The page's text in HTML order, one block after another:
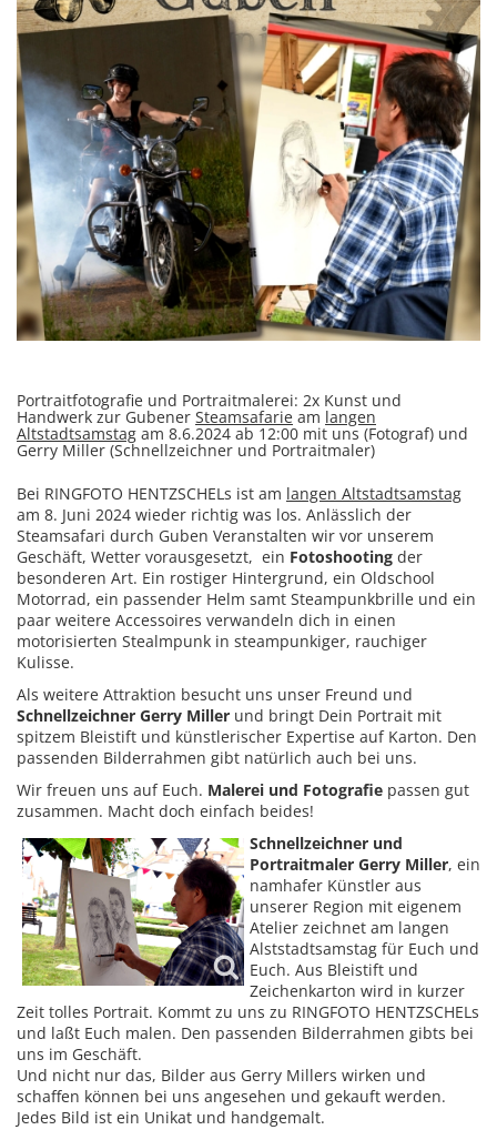
Portraitfotografie und Portraitmalerei: 2x Kunst und
Handwerk zur Gubener Steamsafarie am langen
Altstadtsamstag am 8.6.2024 ab 12:00 mit uns (Fotograf) und
Gerry Miller (Schnellzeichner und Portraitmaler)
Bei RINGFOTO HENTZSCHELs ist am langen Altstadtsamstag
am 8. Juni 2024 wieder richtig was los. Anlässlich der
Steamsafari durch Guben Veranstalten wir vor unserem
Geschäft, Wetter vorausgesetzt, ein Fotoshooting der
besonderen Art. Ein rostiger Hintergrund, ein Oldschool
Motorrad, ein passender Helm samt Steampunkbrille und ein
paar weitere Accessoires verwandeln dich in einen
motorisierten Stealmpunk in steampunkiger, rauchiger
Kulisse.
Als weitere Attraktion besucht uns unser Freund und
Schnellzeichner Gerry Miller und bringt Dein Portrait mit
spitzem Bleistift und künstlerischer Expertise auf Karton. Den
passenden Bilderrahmen gibt natürlich auch bei uns.
Wir freuen uns auf Euch. Malerei und Fotografie passen gut
zusammen. Macht doch einfach beides!
Schnellzeichner und
Portraitmaler Gerry Miller, ein
namhafer Künstler aus
unserer Region mit eigenem
Atelier zeichnet am langen
Alststadtsamstag für Euch und
Euch. Aus Bleistift und
Zeichenkarton wird in kurzer
Zeit tolles Portrait. Kommt zu uns zu RINGFOTO HENTZSCHELs
und laßt Euch malen. Den passenden Bilderrahmen gibts bei
uns im Geschäft.
Und nicht nur das, Bilder aus Gerry Millers wirken und
schaffen können bei uns angesehen und gekauft werden.
Jedes Bild ist ein Unikat und handgemalt.